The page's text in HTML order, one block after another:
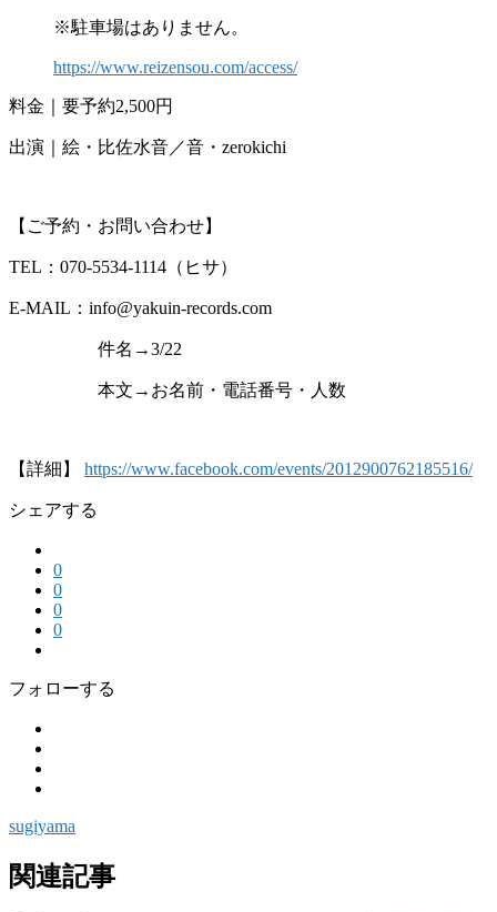
※駐車場はありません。
https://www.reizensou.com/access/
料金｜要予約2,500円
出演｜絵・比佐水音／音・zerokichi
【ご予約・お問い合わせ】
TEL：070-5534-1114（ヒサ）
E-MAIL：info@yakuin-records.com
件名→3/22
本文→お名前・電話番号・人数
【詳細】 https://www.facebook.com/events/2012900762185516/
シェアする
0
0
0
0
フォローする
sugiyama
関連記事